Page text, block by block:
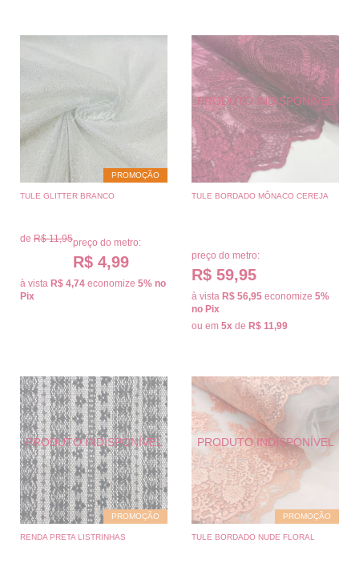
PROMOÇÃO
TULE GLITTER BRANCO
de R$ 11,95preço do metro:
R$ 4,99
à vista R$ 4,74 economize 5% no
Pix
TULE BORDADO MÔNACO CEREJA
preço do metro:
R$ 59,95
à vista R$ 56,95 economize 5%
no Pix
ou em 5x de R$ 11,99
PROMOÇÃO
RENDA PRETA LISTRINHAS
PROMOÇÃO
TULE BORDADO NUDE FLORAL